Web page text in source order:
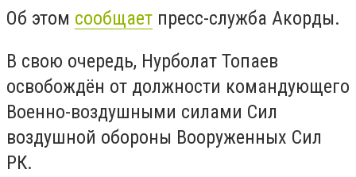
Об этом сообщает пресс-служба Акорды.
В свою очередь, Нурболат Топаев
освобождён от должности командующего
Военно-воздушными силами Сил
воздушной обороны Вооруженных Сил
РК.